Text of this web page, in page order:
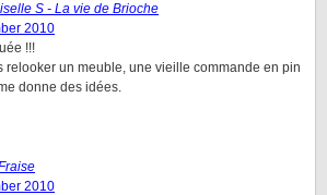
S - La vie de Brioche
2010
!!!
relooker un meuble, une vieille commande en pin
donne des idées.
2010